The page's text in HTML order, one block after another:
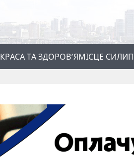
КРАСА ТА ЗДОРОВ’ЯМІСЦЕ СИЛИ